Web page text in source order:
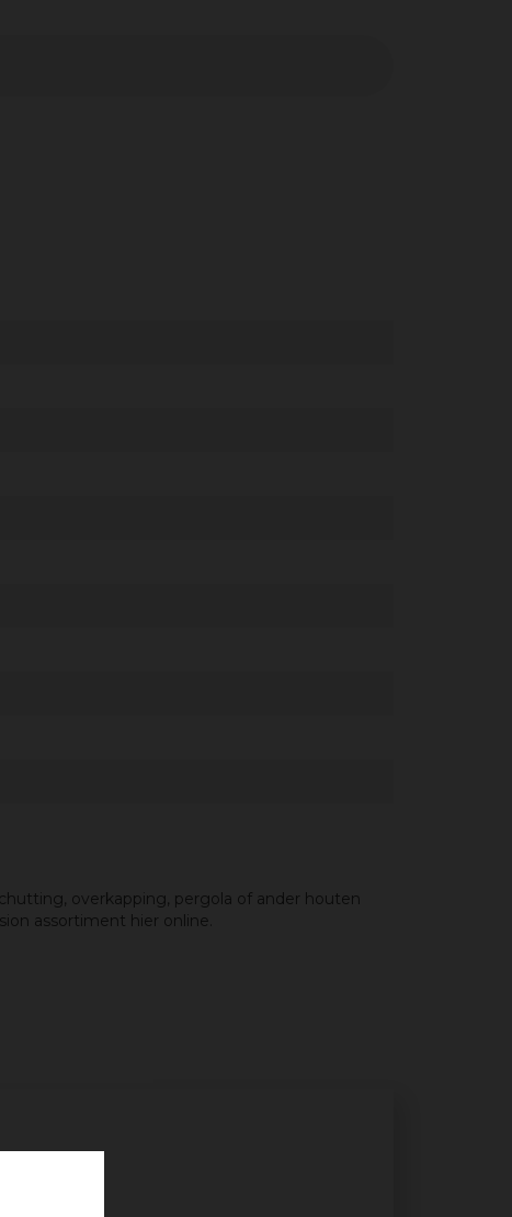
overkapping, pergola of ander houten
assortiment hier online.